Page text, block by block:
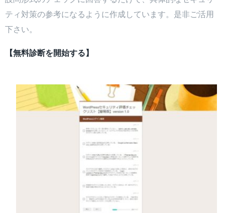
ティ対策の参考になるように作成しています。是非ご活用
下さい。
【無料診断を開始する】